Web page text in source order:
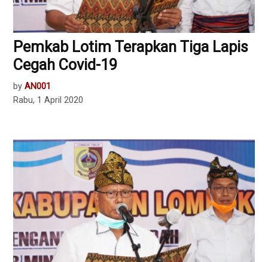
Pemkab Lotim Terapkan Tiga Lapis
Cegah Covid-19
by AN001
Rabu, 1 April 2020